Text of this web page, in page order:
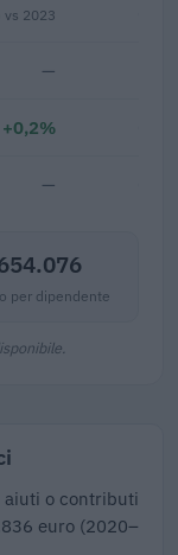
vs 2023
—
+0,2%
—
per dipendente
aiuti o contributi
euro (2020–